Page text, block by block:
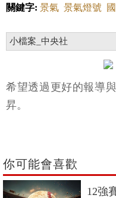
關鍵字: 景氣 景氣燈號
小檔案_中央社
希望透過更好的報導
昇。
你可能會喜歡
12強